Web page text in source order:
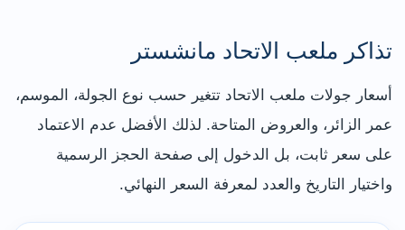
تذاكر ملعب الاتحاد مانشستر
أسعار جولات ملعب الاتحاد تتغير حسب نوع الجولة، الموسم،
عمر الزائر، والعروض المتاحة. لذلك الأفضل عدم الاعتماد
على سعر ثابت، بل الدخول إلى صفحة الحجز الرسمية
واختيار التاريخ والعدد لمعرفة السعر النهائي.